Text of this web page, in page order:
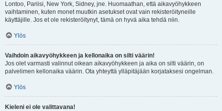
Lontoo, Pariisi, New York, Sidney, jne. Huomaathan, että aikavyöhykkeen
vaihtaminen, kuten monet muutkin asetukset ovat vain rekisteröityneille
käyttäjille. Jos et ole rekisteröitynyt, tämä on hyvä aika tehdä niin.
Ylös
Vaihdoin aikavyöhykkeen ja kellonaika on silti väärin!
Jos olet varmasti valinnut oikean aikavyöhykkeen ja aika on silti väärin, on
palvelimen kellonaika väärin. Ota yhteyttä ylläpitäjään korjataksesi ongelman.
Ylös
Kieleni ei ole valittavana!